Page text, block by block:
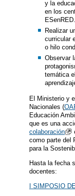
y la
en los
ESenRED.
Realizar
curricular
o hilo
Observar
temática
El Ministerio y
Nacionales (
Educación
que es una
colaboración
como parte del
para la
Hasta la fecha
docentes:
I SIMPOSIO